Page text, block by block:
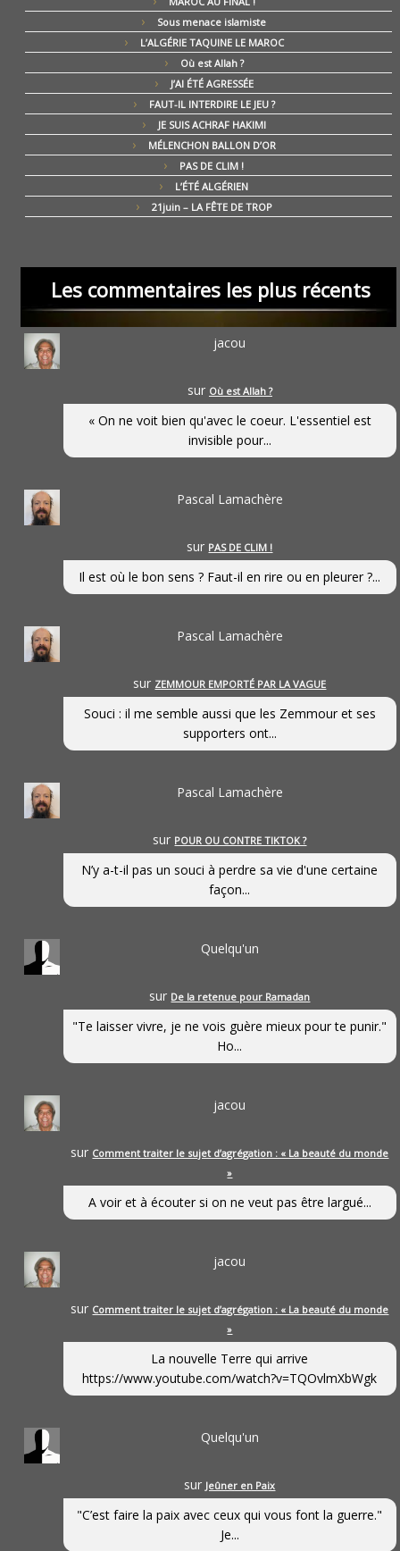
Sous menace islamiste
L’ALGÉRIE TAQUINE LE MAROC
Où est Allah ?
J’AI ÉTÉ AGRESSÉE
FAUT-IL INTERDIRE LE JEU ?
JE SUIS ACHRAF HAKIMI
MÉLENCHON BALLON D’OR
PAS DE CLIM !
L’ÉTÉ ALGÉRIEN
21juin – LA FÊTE DE TROP
Les commentaires les plus récents
jacou
sur Où est Allah ?
« On ne voit bien qu'avec le coeur. L'essentiel est
invisible pour...
Pascal Lamachère
sur PAS DE CLIM !
Il est où le bon sens ? Faut-il en rire ou en pleurer ?...
Pascal Lamachère
sur ZEMMOUR EMPORTÉ PAR LA VAGUE
Souci : il me semble aussi que les Zemmour et ses
supporters ont...
Pascal Lamachère
sur POUR OU CONTRE TIKTOK ?
N’y a-t-il pas un souci à perdre sa vie d'une certaine
façon...
Quelqu'un
sur De la retenue pour Ramadan
"Te laisser vivre, je ne vois guère mieux pour te punir."
Ho...
jacou
sur Comment traiter le sujet d’agrégation : « La beauté du monde
»
A voir et à écouter si on ne veut pas être largué...
jacou
sur Comment traiter le sujet d’agrégation : « La beauté du monde
»
La nouvelle Terre qui arrive
https://www.youtube.com/watch?v=TQOvlmXbWgk
Quelqu'un
sur Jeûner en Paix
"C’est faire la paix avec ceux qui vous font la guerre."
Je...